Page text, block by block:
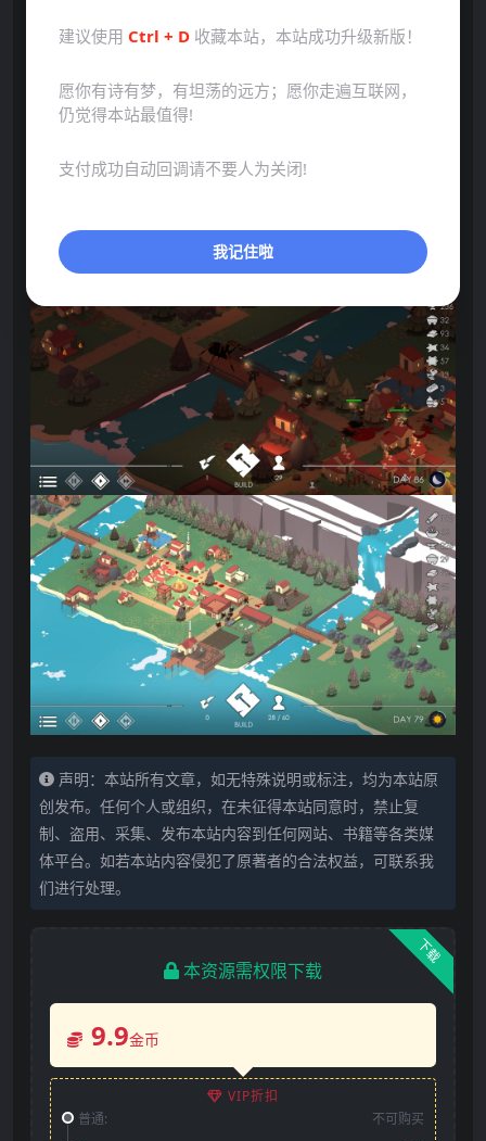
声明：本站所有文章，如无特殊说明或标注，均为本站原
创发布。任何个人或组织，在未征得本站同意时，禁止复
制、盗用、采集、发布本站内容到任何网站、书籍等各类媒
体平台。如若本站内容侵犯了原著者的合法权益，可联系我
们进行处理。
下载
本资源需权限下载
9.9金币
VIP折扣
普通:
不可购买
建议使用 Ctrl + D 收藏本站，本站成功升级新版！
愿你有诗有梦，有坦荡的远方；愿你走遍互联网，
仍觉得本站最值得!
支付成功自动回调请不要人为关闭!
我记住啦